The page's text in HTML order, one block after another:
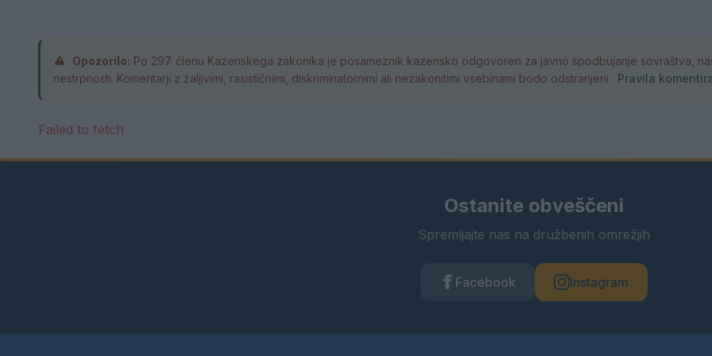
Opozorilo: Po 297. členu Kazenskega zakonika je posameznik kazensko odgovoren za javno spodbujanje sovraštva,
nestrpnosti. Komentarji z žaljivimi, rasističnimi, diskriminatornimi ali nezakonitimi vsebinami bodo odstranjeni. Pravila
Failed to fetch
Ostanite obveščeni
Spremljajte nas na družbenih omrežjih
Facebook Instagram